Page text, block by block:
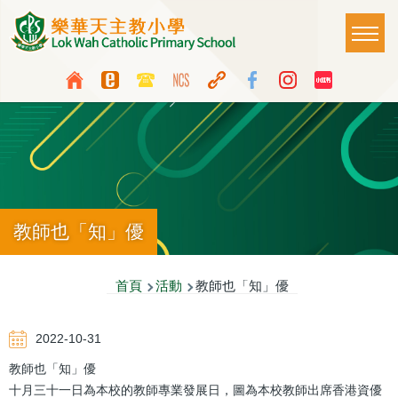
移至主內容
Top
Media
Icon
Button
Language
switcher
Main
教師也「知」優
連
結
首頁 活動 教師也「知」優
2022-10-31
教師也「知」優
十月三十一日為本校的教師專業發展日，圖為本校教師出席香港資優